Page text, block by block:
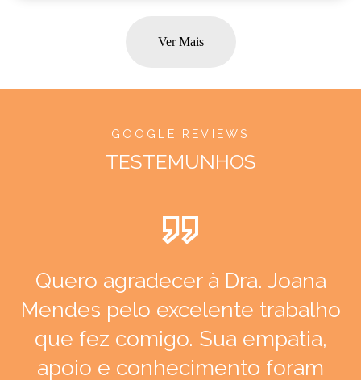
Ver Mais
GOOGLE REVIEWS
TESTEMUNHOS
Quero agradecer à Dra. Joana
Mendes pelo excelente trabalho
que fez comigo. Sua empatia,
apoio e conhecimento foram